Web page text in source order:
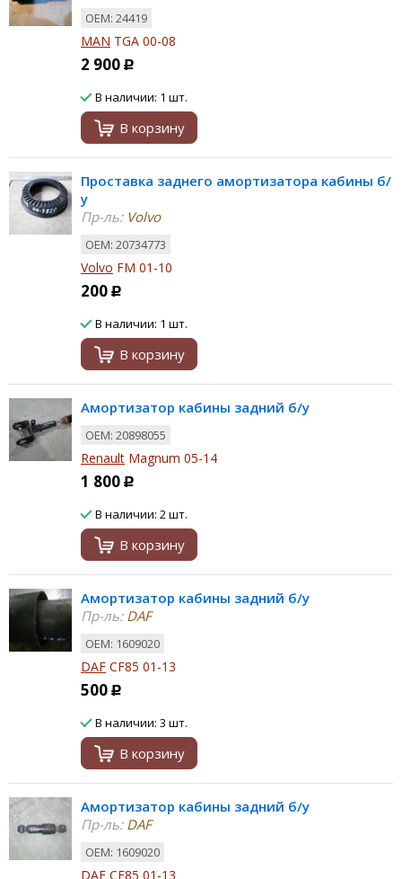
ОЕМ: 24419
MAN TGA 00-08
2 900 Р
В наличии: 1 шт.
В корзину
Проставка заднего амортизатора кабины б/
у
Пр-ль:Volvo
ОЕМ: 20734773
Volvo FM 01-10
200 Р
В наличии: 1 шт.
В корзину
Амортизатор кабины задний б/у
ОЕМ: 20898055
Renault Magnum 05-14
1 800 Р
В наличии: 2 шт.
В корзину
Амортизатор кабины задний б/у
Пр-ль:DAF
ОЕМ: 1609020
DAF CF85 01-13
500 Р
В наличии: 3 шт.
В корзину
Амортизатор кабины задний б/у
Пр-ль:DAF
ОЕМ: 1609020
DAF CF85 01-13